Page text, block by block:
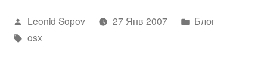
Написано
автором
Leonid Sopov 27 Янв 2007
Написано
Блог
Метки:
osx